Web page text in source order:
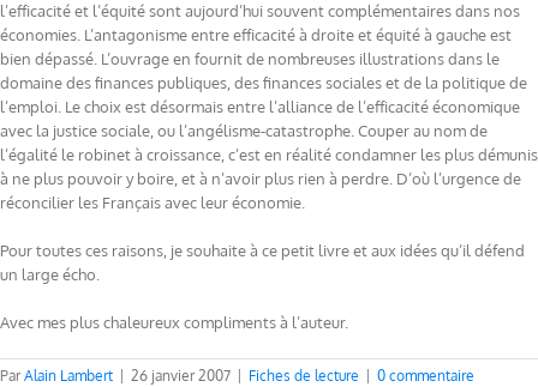
l’efficacité et l’équité sont aujourd’hui souvent complémentaires dans nos
économies. L’antagonisme entre efficacité à droite et équité à gauche est
bien dépassé. L’ouvrage en fournit de nombreuses illustrations dans le
domaine des finances publiques, des finances sociales et de la politique de
l’emploi. Le choix est désormais entre l’alliance de l’efficacité économique
avec la justice sociale, ou l’angélisme-catastrophe. Couper au nom de
l’égalité le robinet à croissance, c’est en réalité condamner les plus démunis
à ne plus pouvoir y boire, et à n’avoir plus rien à perdre. D’où l’urgence de
réconcilier les Français avec leur économie.
Pour toutes ces raisons, je souhaite à ce petit livre et aux idées qu’il défend
un large écho.
Avec mes plus chaleureux compliments à l’auteur.
ParAlain Lambert 26 janvier 2007 Fiches de lecture 0 commentaire